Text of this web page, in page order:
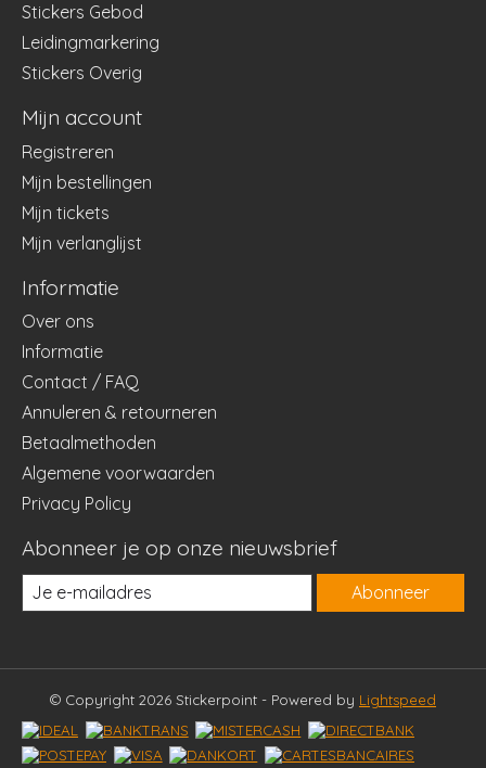
Stickers Gebod
Leidingmarkering
Stickers Overig
Mijn account
Registreren
Mijn bestellingen
Mijn tickets
Mijn verlanglijst
Informatie
Over ons
Informatie
Contact / FAQ
Annuleren & retourneren
Betaalmethoden
Algemene voorwaarden
Privacy Policy
Abonneer je op onze nieuwsbrief
Abonneer
© Copyright 2026 Stickerpoint - Powered by Lightspeed